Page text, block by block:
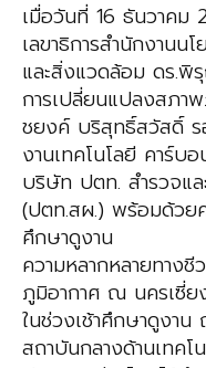
เมื่อวันที่ 16 ธันวาคม
เลขาธิการสำนักงานน
และสิ่งแวดล้อม ดร.
การเปลี่ยนแปลงสภา
ชยงค์ บริสุทธิ์สวัสดิ์
งานเทคโนโลยี คาร์บ
บริษัท ปตท. สำรวจแ
(ปตท.สผ.) พร้อมด้วยค
ศึกษาดูงาน
ความหลากหลายทาง
ภูมิอากาศ ณ นครเซี่ย
ในช่วงเช้าศึกษาดูงา
สถาบันกลางด้านเทคโ